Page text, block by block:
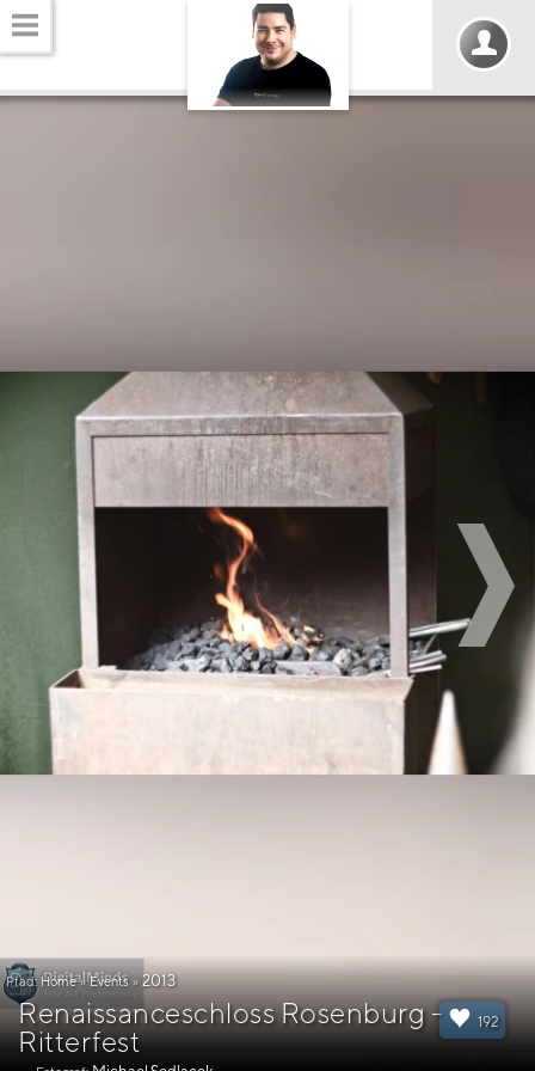
192
Pfad: Home » Events » 2013
Renaissanceschloss Rosenburg -
Ritterfest